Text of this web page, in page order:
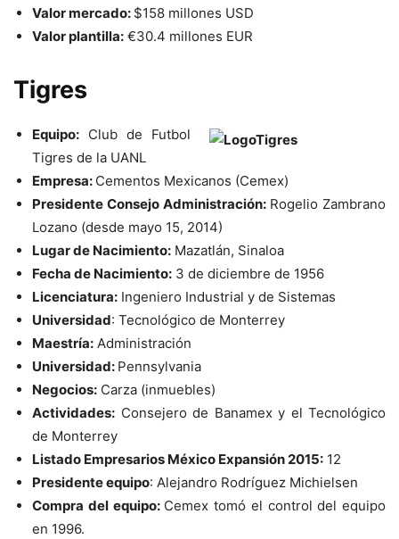
Valor mercado: $158 millones USD
Valor plantilla: €30.4 millones EUR
Tigres
Equipo: Club de Futbol
Tigres de la UANL
Empresa: Cementos Mexicanos (Cemex)
Presidente Consejo Administración:Rogelio Zambrano
Lozano (desde mayo 15, 2014)
Lugar de Nacimiento: Mazatlán, Sinaloa
Fecha de Nacimiento: 3 de diciembre de 1956
Licenciatura: Ingeniero Industrial y de Sistemas
Universidad: Tecnológico de Monterrey
Maestría: Administración
Universidad: Pennsylvania
Negocios: Carza (inmuebles)
Actividades: Consejero de Banamex y el Tecnológico
de Monterrey
Listado Empresarios México Expansión 2015: 12
Presidente equipo: Alejandro Rodríguez Michielsen
Compra del equipo: Cemex tomó el control del equipo
en 1996.